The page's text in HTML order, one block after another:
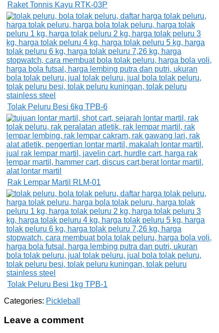
Raket Tonnis Kayu RTK-03P
Tolak Peluru Besi 6kg TPB-6
Rak Lempar Martil RLM-01
Tolak Peluru Besi 1kg TPB-1
Categories: Pickleball
Leave a comment